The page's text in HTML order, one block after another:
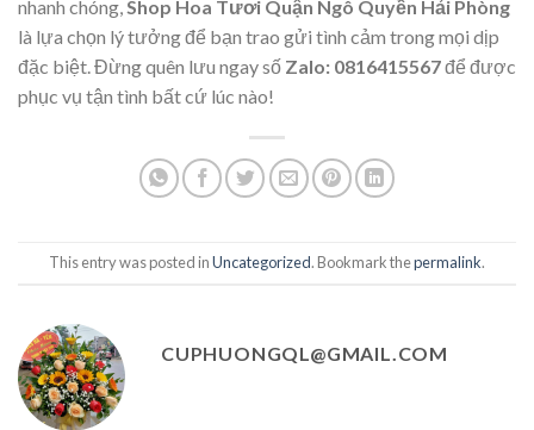
nhanh chóng,Shop Hoa Tươi Quận Ngô Quyền Hải Phòng
là lựa chọn lý tưởng để bạn trao gửi tình cảm trong mọi dịp
đặc biệt. Đừng quên lưu ngay số Zalo: 0816415567để được
phục vụ tận tình bất cứ lúc nào!
This entry was posted inUncategorized. Bookmark thepermalink.
CUPHUONGQL@GMAIL.COM